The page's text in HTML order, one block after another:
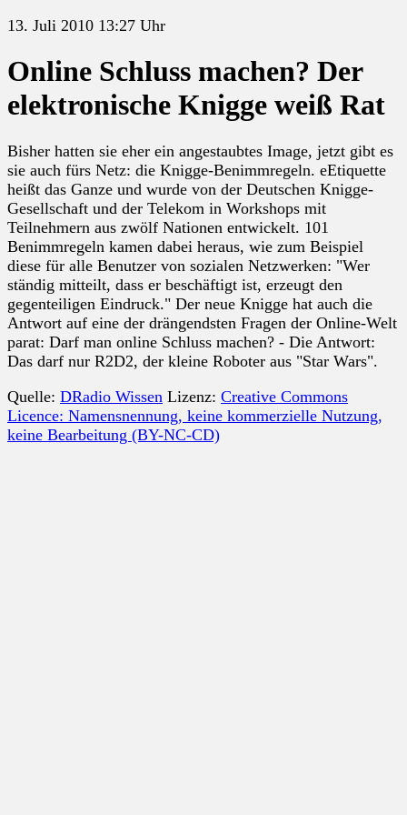
13. Juli 2010 13:27 Uhr
Online Schluss machen? Der
elektronische Knigge weiß Rat
Bisher hatten sie eher ein angestaubtes Image, jetzt gibt es
sie auch fürs Netz: die Knigge-Benimmregeln. eEtiquette
heißt das Ganze und wurde von der Deutschen Knigge-
Gesellschaft und der Telekom in Workshops mit
Teilnehmern aus zwölf Nationen entwickelt. 101
Benimmregeln kamen dabei heraus, wie zum Beispiel
diese für alle Benutzer von sozialen Netzwerken: "Wer
ständig mitteilt, dass er beschäftigt ist, erzeugt den
gegenteiligen Eindruck." Der neue Knigge hat auch die
Antwort auf eine der drängendsten Fragen der Online-Welt
parat: Darf man online Schluss machen? - Die Antwort:
Das darf nur R2D2, der kleine Roboter aus "Star Wars".
Quelle: DRadio Wissen Lizenz: Creative Commons
Licence: Namensnennung, keine kommerzielle Nutzung,
keine Bearbeitung (BY-NC-CD)